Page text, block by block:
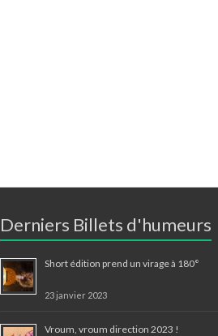
Derniers Billets d'humeurs
Short édition prend un virage à 180°
23 janvier 2023
Vroum, vroum direction 2023 !